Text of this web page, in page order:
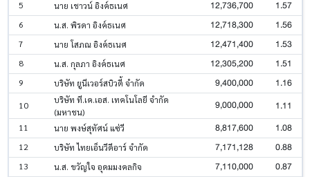
5 นาย เชาวน์ อิงค์ธเนศ 12,736,700 1.57
6 น.ส. พิรดา อิงค์ธเนศ 12,718,300 1.56
7 นาย โสภณ อิงค์ธเนศ 12,471,400 1.53
8 น.ส. กุลภา อิงค์ธเนศ 12,305,200 1.51
9 บริษัท ยูนีเวอร์สบิวตี้ จำกัด 9,400,000 1.16
10
บริษัท ที.เค.เอส. เทคโนโลยี จำกัด
(มหาชน)
9,000,000 1.11
11 นาย พงษ์สุทัศน์ แซ่วี 8,817,600 1.08
12 บริษัท ไทยเอ็นวีดีอาร์ จำกัด 7,171,128 0.88
13 น.ส. ขวัญใจ อุดมมงคลกิจ 7,110,000 0.87